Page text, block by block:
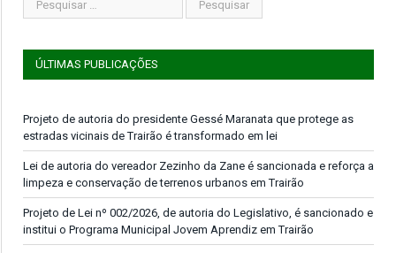
ÚLTIMAS PUBLICAÇÕES
Projeto de autoria do presidente Gessé Maranata que protege as
estradas vicinais de Trairão é transformado em lei
Lei de autoria do vereador Zezinho da Zane é sancionada e reforça a
limpeza e conservação de terrenos urbanos em Trairão
Projeto de Lei nº 002/2026, de autoria do Legislativo, é sancionado e
institui o Programa Municipal Jovem Aprendiz em Trairão